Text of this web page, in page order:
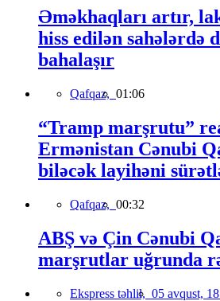
Əməkhaqları artır,
hiss edilən sahələrdə
bahalaşır
Qafqaz, 01:06
“Tramp marşrutu”
Ermənistan Cənubi
biləcək layihəni
Qafqaz, 00:32
ABŞ və Çin Cənubi
marşrutlar uğrunda
Ekspress təhlil, 05 avqust,